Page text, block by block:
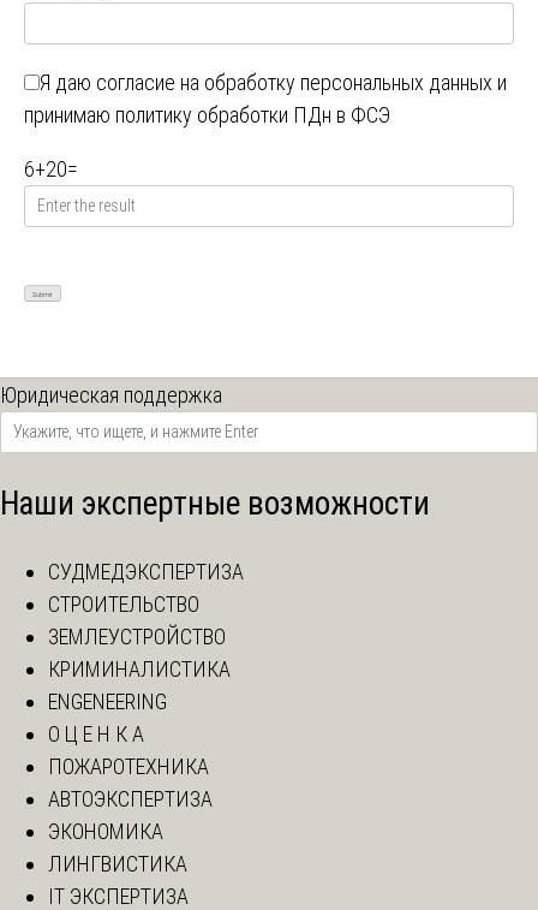
Я даю согласие на обработку персональных данных и
принимаю политику обработки ПДн в ФСЭ
6+20=
Юридическая поддержка
Наши экспертные возможности
СУДМЕДЭКСПЕРТИЗА
СТРОИТЕЛЬСТВО
ЗЕМЛЕУСТРОЙСТВО
КРИМИНАЛИСТИКА
ENGENEERING
О Ц Е Н К А
ПОЖАРОТЕХНИКА
АВТОЭКСПЕРТИЗА
ЭКОНОМИКА
ЛИНГВИСТИКА
IT ЭКСПЕРТИЗА